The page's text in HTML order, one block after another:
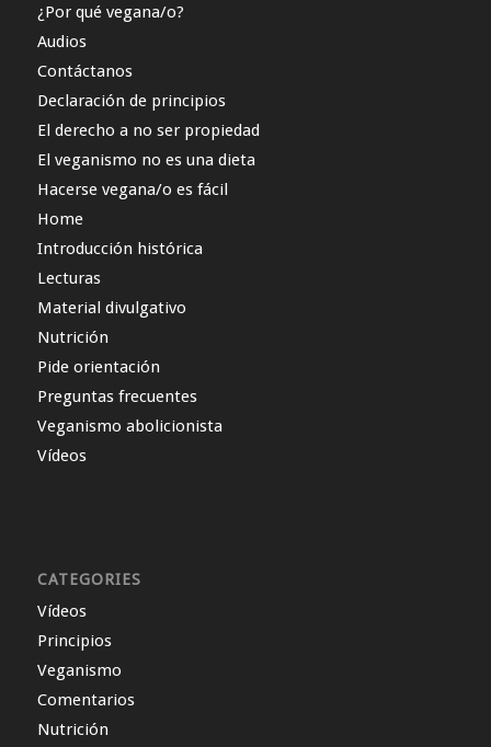
¿Por qué vegana/o?
Audios
Contáctanos
Declaración de principios
El derecho a no ser propiedad
El veganismo no es una dieta
Hacerse vegana/o es fácil
Home
Introducción histórica
Lecturas
Material divulgativo
Nutrición
Pide orientación
Preguntas frecuentes
Veganismo abolicionista
Vídeos
CATEGORIES
Vídeos
Principios
Veganismo
Comentarios
Nutrición